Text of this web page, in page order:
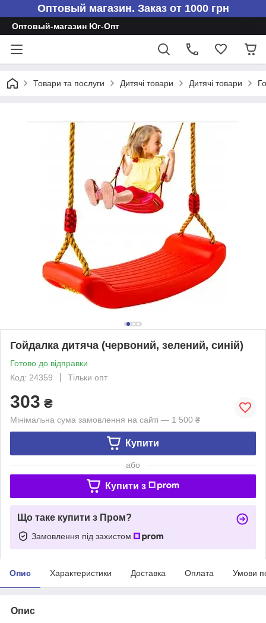
Оптовый магазин. Заказ от 1000 грн
Оптовый-магазин Юг-Опт
Товари та послуги Дитячі товари Дитячі товари
Гойдалка дитяча (червоний, зелений, синій)
Готово до відправки
Код: 24359
Тільки опт
303 ₴
Мінімальна сума замовлення на сайті — 1 500 ₴
Купити
або
Купити з
Що таке купити з Пром?
Замовлення під захистом
Опис Характеристики Доставка Оплата Умови
Опис